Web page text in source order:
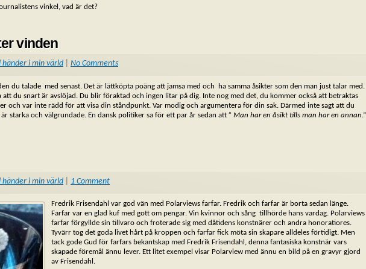
vinkel, vad är det?
vinden
händer i min värld No Comments
du talade med senast. Det är lättköpta poäng att jamsa med och ha samma åsikter som den man just talar med.
att du snart är avslöjad. Du blir föraktad och ingen litar på dig. Inte nog med det, du kommer också att betraktas
och var inte rädd för att visa din ståndpunkt. Var modig och argumentera för din sak. Därmed inte sagt att du
starka och välgrundade. En dansk politiker sa för ett par år sedan att ” Man har en åsikt tills man har en annan.”
händer i min värld 1 Comment
Fredrik Frisendahl var god vän med Polarviews farfar. Fredrik och farfar är borta sedan länge.
Farfar var en glad kuf med gott om pengar. Vin kvinnor och sång tillhörde hans vardag. Polarviews
farfar förgyllde sin tillvaro och froterade sig med dåtidens konstnärer och andra honoratiores.
Tyvärr tog det goda livet hårt på kroppen och farfar fick möta sin skapare alldeles förtidigt. Men
tack gode Gud för farfars bekantskap med Fredrik Frisendahl, denna fantasiska konstnär vars
skapade föremål ännu lever. Ett litet exempel visar Polarview med ännu en bild på en gravyr gjord
av Frisendahl.